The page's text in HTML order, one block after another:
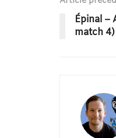
Épinal –
match 4)